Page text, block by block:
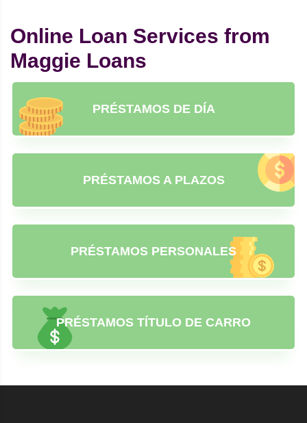
Online Loan Services from
Maggie Loans
PRÉSTAMOS DE DÍA
PRÉSTAMOS A PLAZOS
PRÉSTAMOS PERSONALES
PRÉSTAMOS TÍTULO DE CARRO